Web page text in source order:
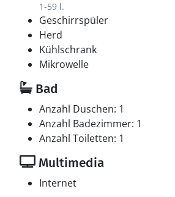
1-59 l.
Geschirrspüler
Herd
Kühlschrank
Mikrowelle
Bad
Anzahl Duschen: 1
Anzahl Badezimmer: 1
Anzahl Toiletten: 1
Multimedia
Internet